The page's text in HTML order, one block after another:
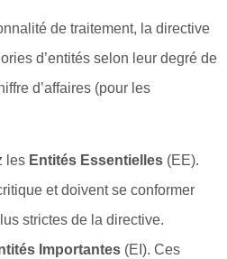
de traitement, la directive
d’entités selon leur degré de
d’affaires (pour les
les Entités Essentielles (EE).
et doivent se conformer
strictes de la directive.
Importantes (EI). Ces